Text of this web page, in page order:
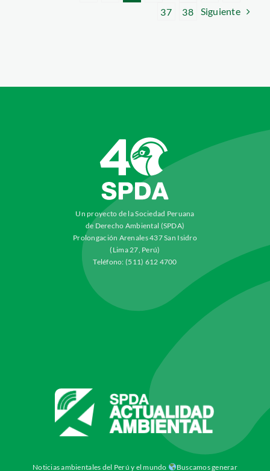
37
38 Siguiente
Un proyecto de la Sociedad Peruana
de Derecho Ambiental (SPDA)
Prolongación Arenales 437 San Isidro
(Lima 27, Perú)
Teléfono: (511) 612 4700
Noticias ambientales del Perú y el mundo Buscamos generar